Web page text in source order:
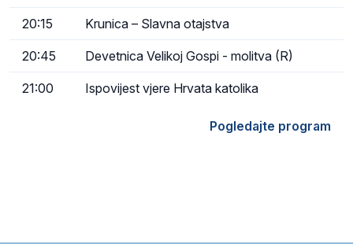
20:15 Krunica – Slavna otajstva
20:45 Devetnica Velikoj Gospi - molitva (R)
21:00 Ispovijest vjere Hrvata katolika
Pogledajte program